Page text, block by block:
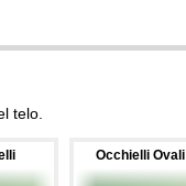
telo.
Occhielli Ovali